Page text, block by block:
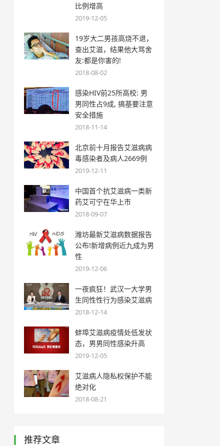
比例增高
2019-12-05
19岁大二男孩高烧不退，
查出艾滋，结果他大骂舍
友:都是你害的!
2018-08-02
感染HIV前25所高校: 男
男同性占9成, 搞基要注意
安全措施
2018-11-14
北京前十月报告艾滋病病
毒感染者及病人2669例
2019-12-11
中国首个抗艾滋病一类新
药艾可宁在华上市
2018-09-07
潍坊最新艾滋病数据报告
公布!新增病例近九成为男
性
2019-12-06
一夜疯狂！武汉一大学男
生同性性行为感染艾滋病
2018-12-14
蚌埠艾滋病疫情处低发状
态，男男同性感染升高
2019-12-05
艾滋病人隐私权保护不能
绝对化
2018-08-21
推荐文章